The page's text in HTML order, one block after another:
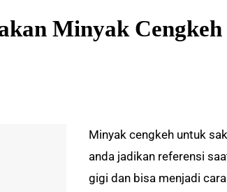
Minyak
Minyak cengkeh untuk
anda jadikan referensi
gigi dan bisa menjadi